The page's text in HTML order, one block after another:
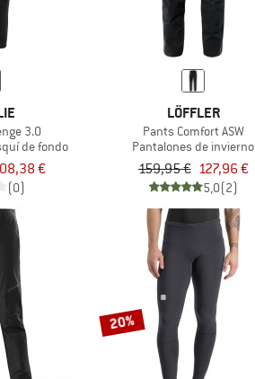
3.0
de fondo
€
(0)
LÖFFLER
Pants Comfort ASW
Pantalones de invierno
159,95 € 127,96 €
5,0(2)
20%